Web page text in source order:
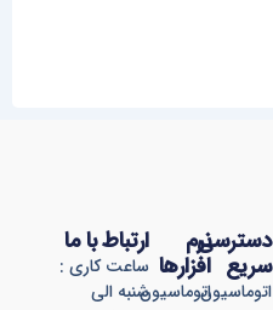
نرم
افزارها
اتوماسیون
دسترسی
سریع
اتوماسیون
ارتباط با ما
ساعت کاری :
شنبه الی